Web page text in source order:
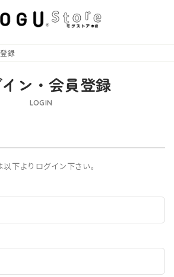
録
ン・会員登録
LOGIN
下よりログイン下さい。